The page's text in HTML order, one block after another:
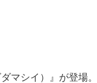
マシイ）』が登場